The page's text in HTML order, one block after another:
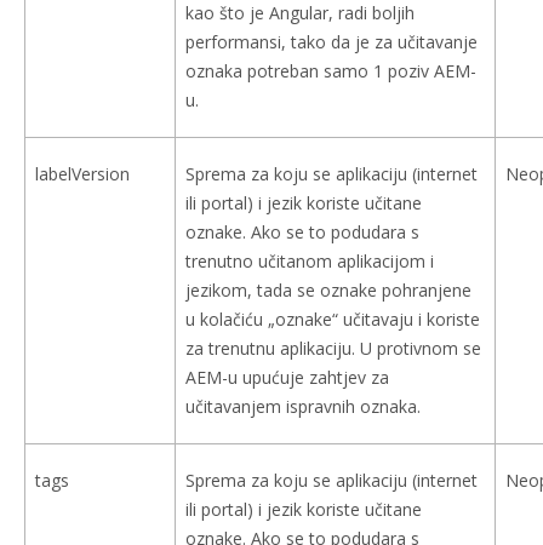
kao što je Angular, radi boljih
performansi, tako da je za učitavanje
oznaka potreban samo 1 poziv AEM-
u.
labelVersion
Sprema za koju se aplikaciju (internet
ili portal) i jezik koriste učitane
oznake. Ako se to podudara s
trenutno učitanom aplikacijom i
jezikom, tada se oznake pohranjene
u kolačiću „oznake“ učitavaju i koriste
za trenutnu aplikaciju. U protivnom se
AEM-u upućuje zahtjev za
učitavanjem ispravnih oznaka.
tags
Sprema za koju se aplikaciju (internet
ili portal) i jezik koriste učitane
oznake. Ako se to podudara s